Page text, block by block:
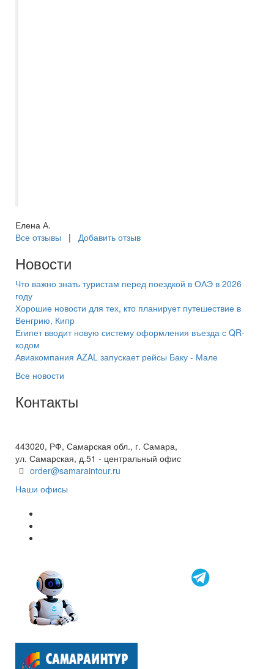
Елена А.
Все отзывы | Добавить отзыв
Новости
Что важно знать туристам перед поездкой в ОАЭ в 2026
году
Хорошие новости для тех, кто планирует путешествие в
Венгрию, Кипр
Египет вводит новую систему оформления въезда с QR-
кодом
Авиакомпания AZAL запускает рейсы Баку - Мале
Все новости
Контакты
443020, РФ, Самарская обл., г. Самара,
ул. Самарская, д.51 - центральный офис
order@samaraintour.ru
Наши офисы